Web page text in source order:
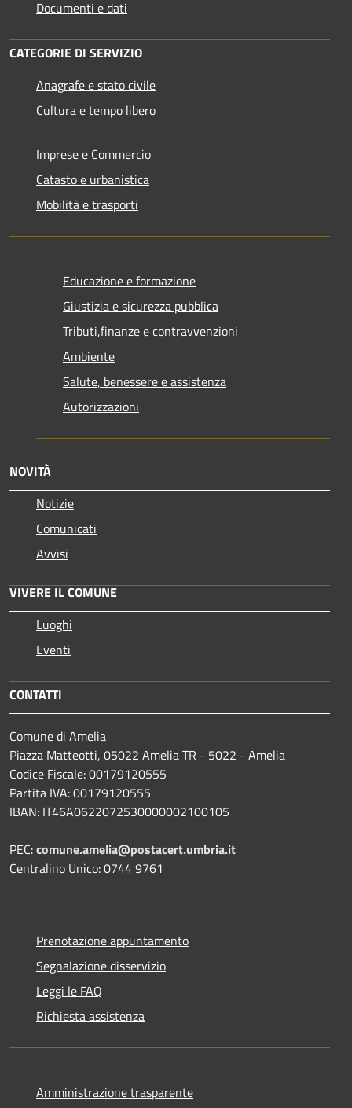
Documenti e dati
CATEGORIE DI SERVIZIO
Anagrafe e stato civile
Cultura e tempo libero
Imprese e Commercio
Catasto e urbanistica
Mobilità e trasporti
Educazione e formazione
Giustizia e sicurezza pubblica
Tributi,finanze e contravvenzioni
Ambiente
Salute, benessere e assistenza
Autorizzazioni
NOVITÀ
Notizie
Comunicati
Avvisi
VIVERE IL COMUNE
Luoghi
Eventi
CONTATTI
Comune di Amelia
Piazza Matteotti, 05022 Amelia TR - 5022 - Amelia
Codice Fiscale: 00179120555
Partita IVA: 00179120555
IBAN: IT46A0622072530000002100105
PEC:comune.amelia@postacert.umbria.it
Centralino Unico: 0744 9761
Prenotazione appuntamento
Segnalazione disservizio
Leggi le FAQ
Richiesta assistenza
Amministrazione trasparente